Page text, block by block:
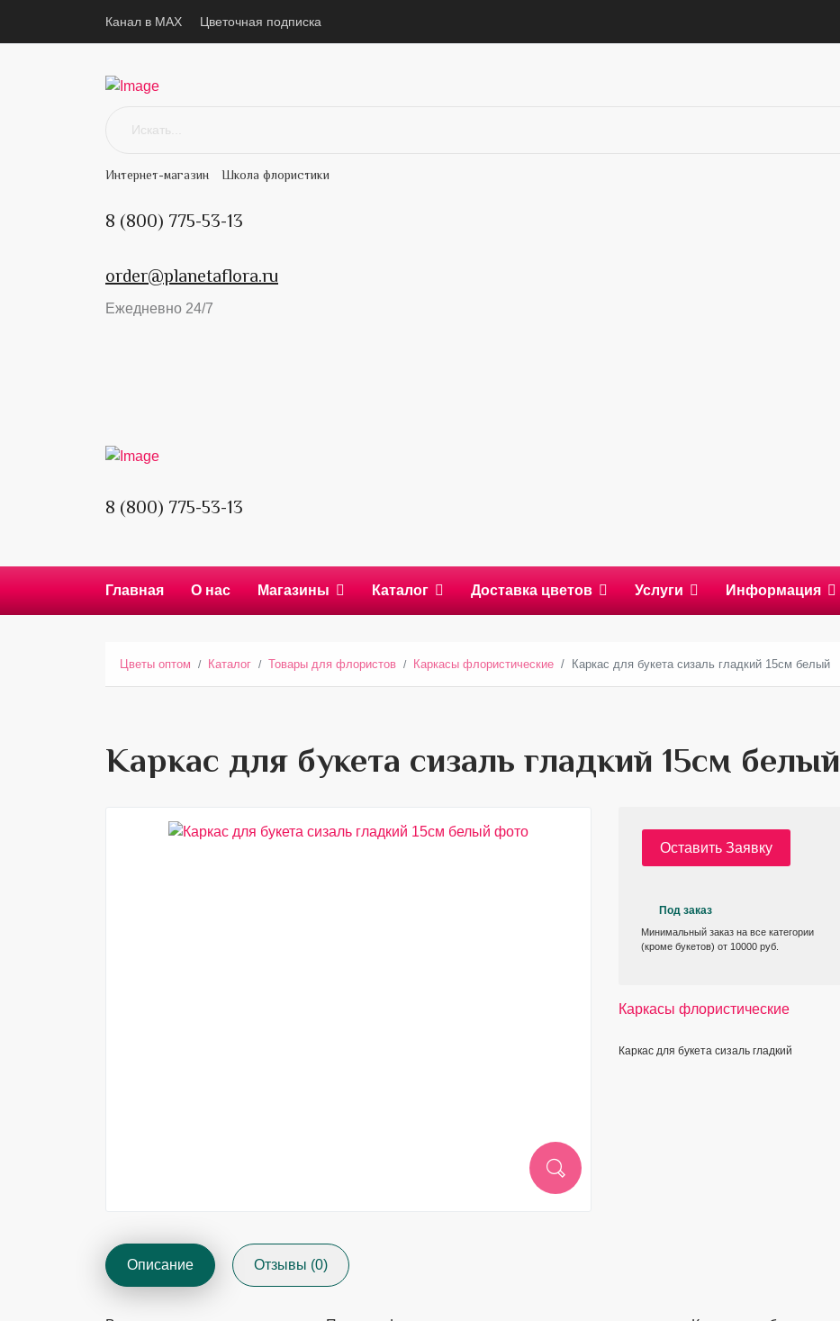
Канал в MAX Цветочная подписка
Интернет-магазин Школа флористики
8 (800) 775-53-13
order@planetaflora.ru
Ежедневно 24/7
8 (800) 775-53-13
Главная О нас Магазины Каталог Доставка цветов Услуги Информация
Цветы оптом Каталог Товары для флористов Каркасы флористические Каркас для букета сизаль гладкий 15см белый
Каркас для букета сизаль гладкий 15см белый
Оставить Заявку
Под заказ
Минимальный заказ на все категории
(кроме букетов) от 10000 руб.
Каркасы флористические
Каркас для букета сизаль гладкий
Описание Отзывы (0)